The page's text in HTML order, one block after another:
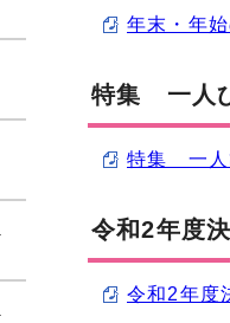
年末・年
特集 一人
特集 一人
令和2年度
令和2年度